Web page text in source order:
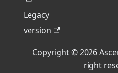
Legacy
version
Copyright © 2026
right